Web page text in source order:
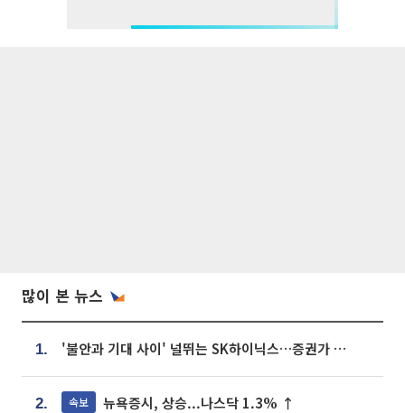
많이 본 뉴스
1. '불안과 기대 사이' 널뛰는 SK하이닉스…증권가 "HBM4·LTA 기반 펀터멘털 견고"
2. 속보 뉴욕증시, 상승...나스닥 1.3% ↑